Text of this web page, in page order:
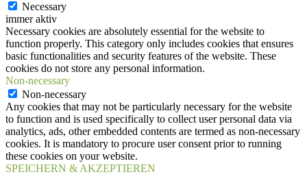
Necessary
immer aktiv
Necessary cookies are absolutely essential for the website to
function properly. This category only includes cookies that ensures
basic functionalities and security features of the website. These
cookies do not store any personal information.
Non-necessary
Non-necessary
Any cookies that may not be particularly necessary for the website
to function and is used specifically to collect user personal data via
analytics, ads, other embedded contents are termed as non-necessary
cookies. It is mandatory to procure user consent prior to running
these cookies on your website.
SPEICHERN & AKZEPTIEREN